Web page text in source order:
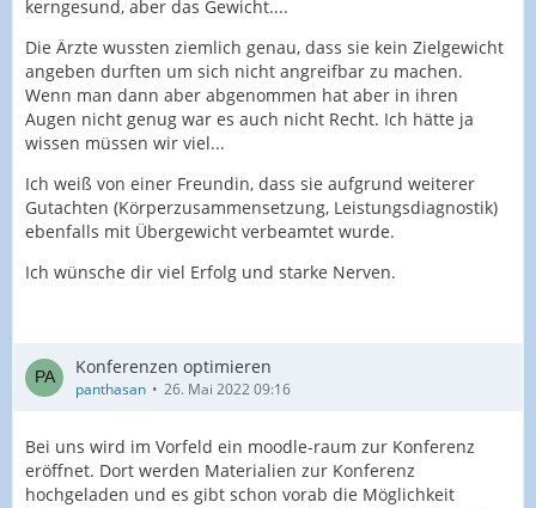
kerngesund, aber das Gewicht....
Die Ärzte wussten ziemlich genau, dass sie kein Zielgewicht
angeben durften um sich nicht angreifbar zu machen.
Wenn man dann aber abgenommen hat aber in ihren
Augen nicht genug war es auch nicht Recht. Ich hätte ja
wissen müssen wir viel...
Ich weiß von einer Freundin, dass sie aufgrund weiterer
Gutachten (Körperzusammensetzung, Leistungsdiagnostik)
ebenfalls mit Übergewicht verbeamtet wurde.
Ich wünsche dir viel Erfolg und starke Nerven.
Konferenzen optimieren
panthasan 26. Mai 2022 09:16
Bei uns wird im Vorfeld ein moodle-raum zur Konferenz
eröffnet. Dort werden Materialien zur Konferenz
hochgeladen und es gibt schon vorab die Möglichkeit